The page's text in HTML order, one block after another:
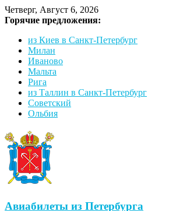
Четверг, Август 6, 2026
Горячие предложения:
из Киев в Санкт-Петербург
Милан
Иваново
Мальта
Рига
из Таллин в Санкт-Петербург
Советский
Ольбия
Авиабилеты из Петербурга